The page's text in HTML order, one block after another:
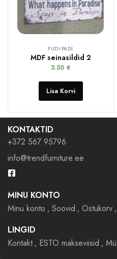
PUDI-PADI
MDF seinasildid 2
3.50 €
Lisa Korvi
KONTAKTID
+372 567 95796
info@trendfurniture.ee
MINU KONTO
Minu konto
Soovid Ostukorv
LINGID
Kontakt
ESTO makseviisid